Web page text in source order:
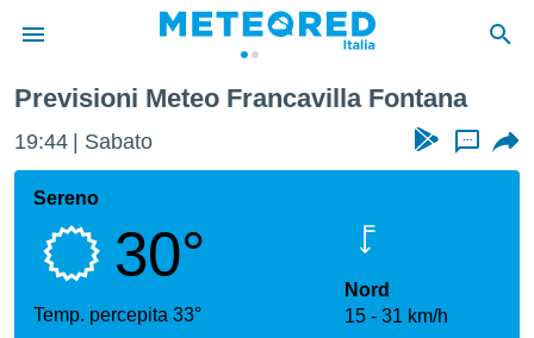
di
per
le
Previsioni Meteo Francavilla Fontana
19:44 Sabato ...
Sereno
30°
Temp. percepita 33°
Nord
15
31 km/h